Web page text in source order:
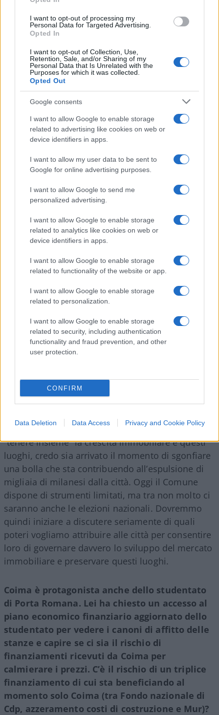
I want to opt-out of processing my
Personal Data for Targeted Advertising.
Opted In
I want to opt-out of Collection, Use,
Retention, Sale, and/or Sharing of my
Personal Data that Is Unrelated with the
Purposes for which it was collected.
Opted Out
Google consents
I want to allow Google to enable storage
related to advertising like cookies on web or
device identifiers in apps.
I want to allow my user data to be sent to
Google for online advertising purposes.
I want to allow Google to send me
personalized advertising.
I want to allow Google to enable storage
related to analytics like cookies on web or
device identifiers in apps.
I want to allow Google to enable storage
related to functionality of the website or app.
I want to allow Google to enable storage
related to personalization.
I want to allow Google to enable storage
related to security, including authentication
functionality and fraud prevention, and other
user protection.
CONFIRM
Data Deletion Data Access Privacy and Cookie Policy
futuro del centro sociale a 10 mesi dallo
sgombero di agosto 20205?
Spero davvero che il Leoncavallo possa rimanere
considerazione quell’offerta sarebbe una scelta
davvero incomprensibile. Aspettiamo di vedere
quale sarà la risposta della proprietà, ma
sinceramente non voglio credere che una storia
come questa possa finire così.
Il secondo luogo storico al centro di trattative
immobiliari è lo Spirit de Milan, chiuso da
dell’affitto. La proprietà intanto è in trattativa
con Coima dopo aver rifiutato 13 milioni per
progetti che includevano il locale. Lo stesso
sindaco aveva detto di avviare un tavolo di co-
progettazione con proprietà, Spirit e
investitori e la presidente del Municipio 9
vuole avviare una dichiarazione di interesse
culturale sull’ex cristalleria per avere vincolo
della Soprintendenza. Come tenere insieme la
di Milano e i luoghi tradizionali di
aggregazione?
Intanto credo che tutto questo dovrebbe portare a
Eppure non vedo grandi capacità di autocritica.
Anzi. mi sembra che oggi a criticare il cosiddetto
a ieri lo sostenevano. Più che trovare un modo per
“tenere insieme” la crescita immobiliare e questi
luoghi, credo sia arrivato il momento di sgonfiare
una bolla che sta contribuendo all’espulsione di
migliaia di milanesi dalla città. Oggi il Comune
dispone di strumenti limitati, ma tra non molto ci
saranno anche le elezioni nazionali. Dovremmo
quindi iniziare a discutere seriamente di quali
poteri vogliamo attribuire alle città per consentire
loro di governare davvero lo sviluppo del mercato
immobiliare e preservare questi luoghi.
Coima è protagonista anche dello studentato
di Porta Romana. Lei ha chiesto un accesso al
piano economico finanziario aggiornato dello
studentato per vedere i canoni di affitto delle
stanze e capire se ci sia il rischio di
finanziamenti ricevuti da Coima per
calmierare i prezzi. C’è il rischio di un triplice
finanziamento di cui sta beneficiando al
momento solo Coima (tra Fondo nazionale di
Cdp, azzeramento costi di costruzione e Mur)?